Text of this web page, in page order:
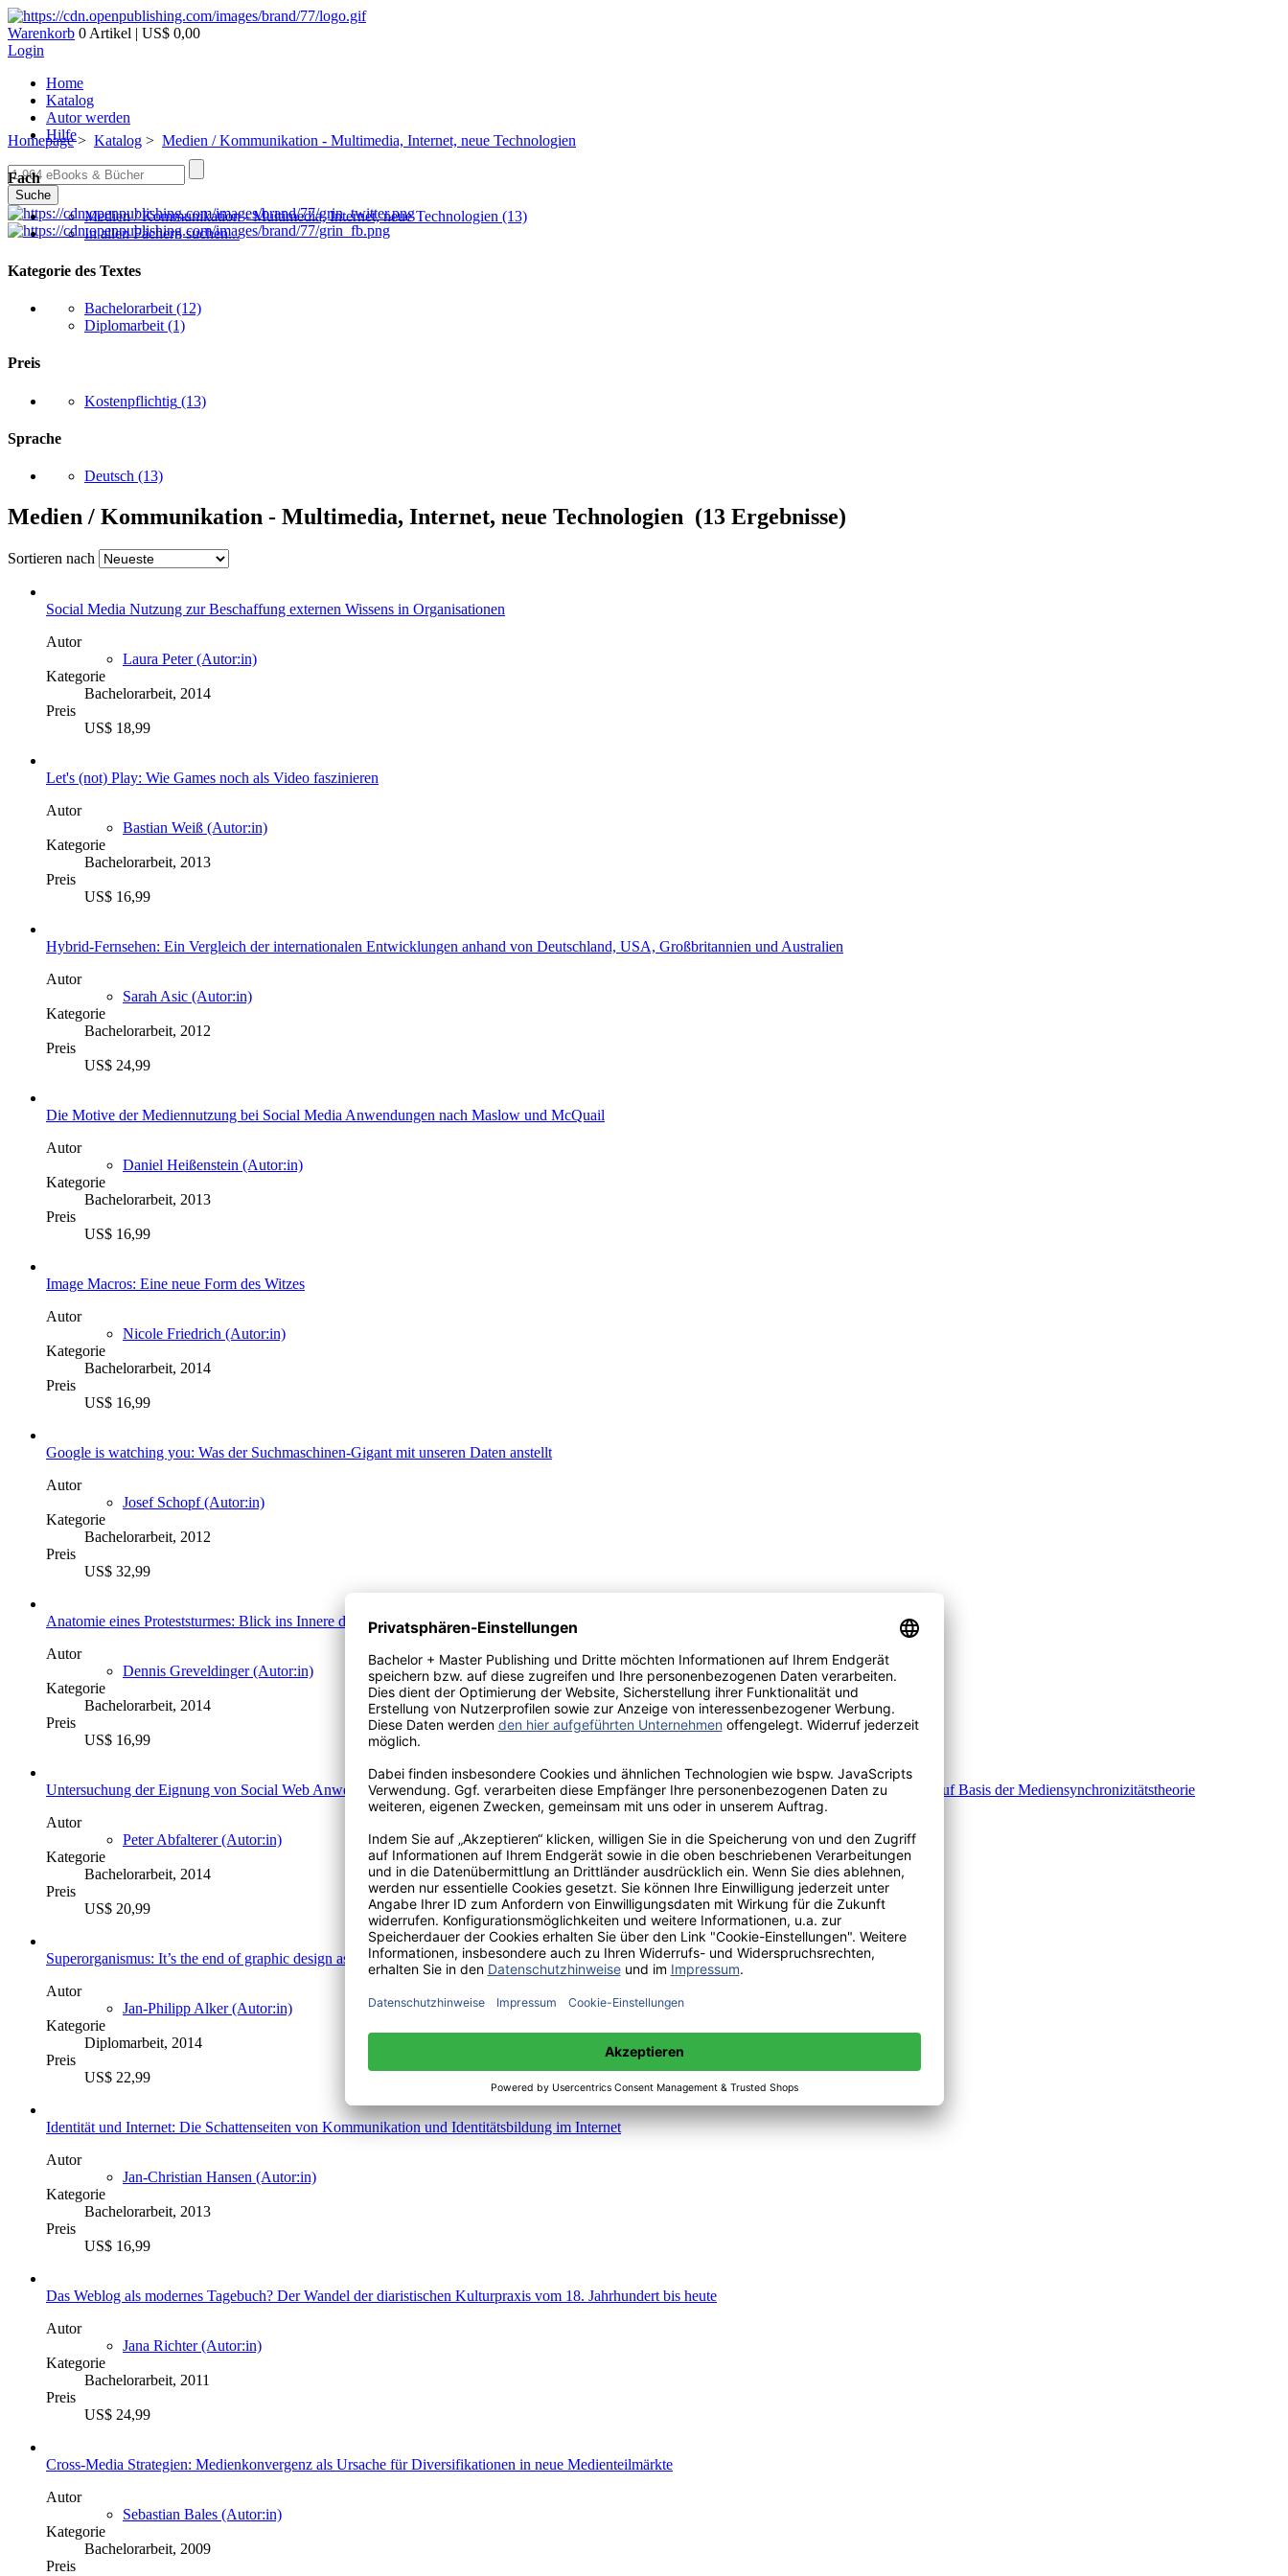
Warenkorb 0 Artikel | US$ 0,00
Login
Home
Katalog
Autor werden
Hilfe
Suche
Homepage> Katalog > Medien / Kommunikation - Multimedia, Internet, neue Technologien
Fach
Medien / Kommunikation - Multimedia, Internet, neue Technologien (13)
In allen Fächern suchen...
Kategorie des Textes
Bachelorarbeit (12)
Diplomarbeit (1)
Preis
Kostenpflichtig (13)
Sprache
Deutsch (13)
Medien / Kommunikation - Multimedia, Internet, neue Technologien (13 Ergebnisse)
Sortieren nach
Social Media Nutzung zur Beschaffung externen Wissens in Organisationen
Autor
Laura Peter (Autor:in)
Kategorie
Bachelorarbeit, 2014
Preis
US$ 18,99
Let's (not) Play: Wie Games noch als Video faszinieren
Autor
Bastian Weiß (Autor:in)
Kategorie
Bachelorarbeit, 2013
Preis
US$ 16,99
Hybrid-Fernsehen: Ein Vergleich der internationalen Entwicklungen anhand von Deutschland, USA, Großbritannien und Australien
Autor
Sarah Asic (Autor:in)
Kategorie
Bachelorarbeit, 2012
Preis
US$ 24,99
Die Motive der Mediennutzung bei Social Media Anwendungen nach Maslow und McQuail
Autor
Daniel Heißenstein (Autor:in)
Kategorie
Bachelorarbeit, 2013
Preis
US$ 16,99
Image Macros: Eine neue Form des Witzes
Autor
Nicole Friedrich (Autor:in)
Kategorie
Bachelorarbeit, 2014
Preis
US$ 16,99
Google is watching you: Was der Suchmaschinen-Gigant mit unseren Daten anstellt
Autor
Josef Schopf (Autor:in)
Kategorie
Bachelorarbeit, 2012
Preis
US$ 32,99
Anatomie eines Proteststurmes: Blick ins Innere des Shitstorms
Autor
Dennis Greveldinger (Autor:in)
Kategorie
Bachelorarbeit, 2014
Preis
US$ 16,99
Untersuchung der Eignung von Social Web Anwendungen als unterstützendes Tool für virtuelle Zusammenarbeit und Kommunikation in Gruppen auf Basis der Mediensynchronizitätstheorie
Autor
Peter Abfalterer (Autor:in)
Kategorie
Bachelorarbeit, 2014
Preis
US$ 20,99
Superorganismus: It’s the end of graphic design as we know it
Autor
Jan-Philipp Alker (Autor:in)
Kategorie
Diplomarbeit, 2014
Preis
US$ 22,99
Identität und Internet: Die Schattenseiten von Kommunikation und Identitätsbildung im Internet
Autor
Jan-Christian Hansen (Autor:in)
Kategorie
Bachelorarbeit, 2013
Preis
US$ 16,99
Das Weblog als modernes Tagebuch? Der Wandel der diaristischen Kulturpraxis vom 18. Jahrhundert bis heute
Autor
Jana Richter (Autor:in)
Kategorie
Bachelorarbeit, 2011
Preis
US$ 24,99
Cross-Media Strategien: Medienkonvergenz als Ursache für Diversifikationen in neue Medienteilmärkte
Autor
Sebastian Bales (Autor:in)
Kategorie
Bachelorarbeit, 2009
Preis